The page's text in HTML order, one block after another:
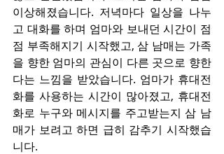
이상해졌습니다. 저녁마다 일상을 나누
고 대화를 하며 엄마와 보내던 시간이 점
점 부족해지기 시작했고, 삼 남매는 가족
을 향한 엄마의 관심이 다른 곳으로 향한
다는 느낌을 받았습니다. 엄마가 휴대전
화를 사용하는 시간이 많아졌고, 휴대전
화로 누구와 메시지를 주고받는지 삼 남
매가 보려고 하면 급히 감추기 시작했습
니다.